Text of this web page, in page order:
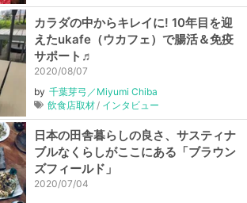
カラダの中からキレイに! 10年目を迎
えたukafe（ウカフェ）で腸活＆免疫
サポート♬
2020/08/07
by 千葉芽弓／Miyumi Chiba
飲食店取材
インタビュー
日本の田舎暮らしの良さ、サスティナ
ブルなくらしがここにある「ブラウン
ズフィールド」
2020/07/04